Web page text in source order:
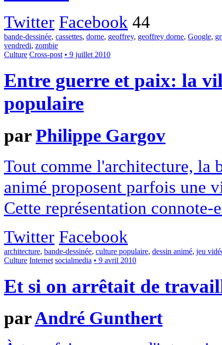
Twitter Facebook 44
bande-dessinée, cassettes, dorne, geoffrey, geoffrey dorne, Google,
vendredi, zombie
Culture Cross-post • 9 juillet 2010
Entre guerre et paix: la
populaire
parPhilippe Gargov
Tout comme l'architecture, la
animé proposent parfois une
Cette représentation
Twitter Facebook
architecture, bande-dessinée, culture populaire, dessin animé, jeu
Culture Internet socialmedia • 9 avril 2010
Et si on arrêtait de
parAndré Gunthert